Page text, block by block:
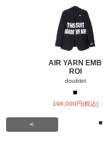
AIR YARN EMB
ROI
doublet
■
198,000円(税込)
<